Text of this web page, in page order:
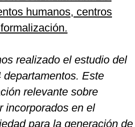
humanos, centros
realizado el estudio del
Este
relevante sobre
incorporados en el
para la generación de